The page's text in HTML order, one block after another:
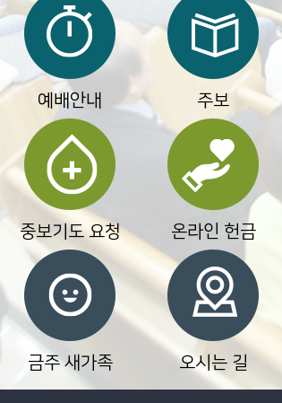
예배안내 주보
중보기도 요청 온라인 헌금
금주 새가족 오시는 길